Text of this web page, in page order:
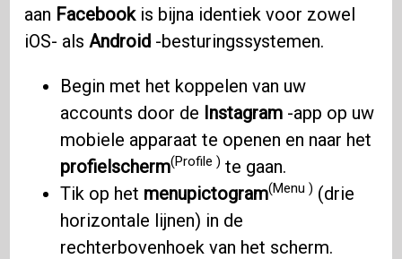
aan Facebookis bijna identiek voor zowel
iOS- als Android -besturingssystemen.
Begin met het koppelen van uw
accounts door de Instagram -app op uw
mobiele apparaat te openen en naar het
profielscherm(Profile ) te gaan.
Tik op het menupictogram(Menu ) (drie
horizontale lijnen) in de
rechterbovenhoek van het scherm.